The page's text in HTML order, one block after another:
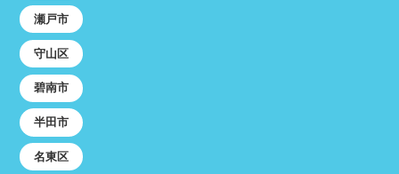
瀬戸市
守山区
碧南市
半田市
名東区